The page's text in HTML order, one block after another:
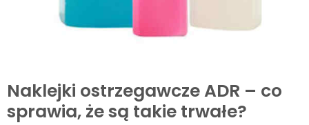
Naklejki ostrzegawcze ADR – co
sprawia, że są takie trwałe?